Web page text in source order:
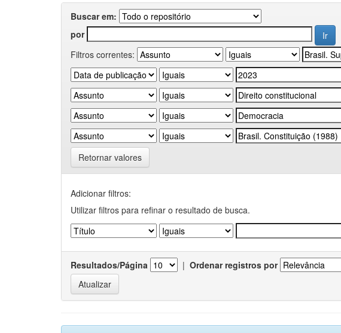
Buscar em:
por
Filtros correntes:
Retornar valores
Adicionar filtros:
Utilizar filtros para refinar o resultado de busca.
Resultados/Página | Ordenar registros por